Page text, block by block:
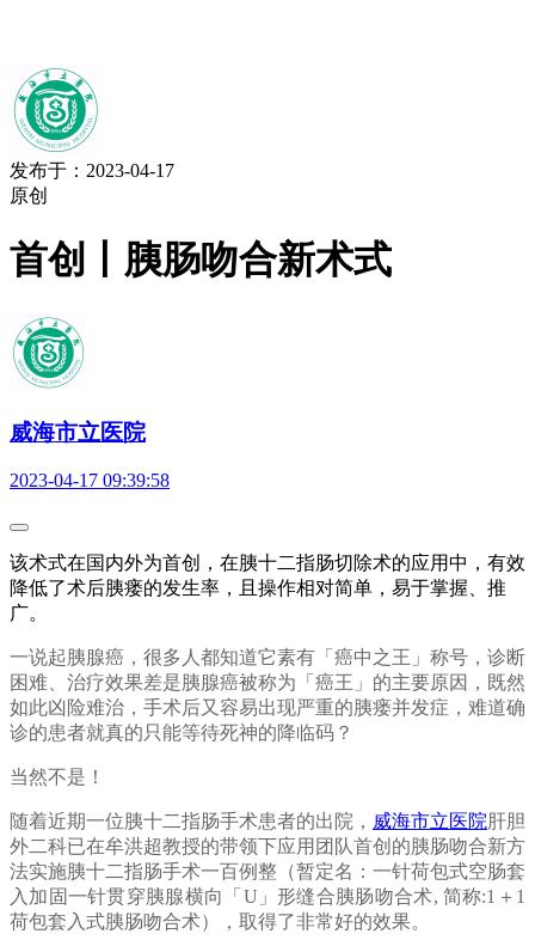
发布于：2023-04-17
原创
首创丨胰肠吻合新术式
威海市立医院
2023-04-17 09:39:58
该术式在国内外为首创，在胰十二指肠切除术的应用中，有效
降低了术后胰瘘的发生率，且操作相对简单，易于掌握、推
广。
一说起胰腺癌，很多人都知道它素有「癌中之王」称号，诊断
困难、治疗效果差是胰腺癌被称为「癌王」的主要原因，既然
如此凶险难治，手术后又容易出现严重的胰瘘并发症，难道确
诊的患者就真的只能等待死神的降临码？
当然不是！
随着近期一位胰十二指肠手术患者的出院， 威海市立医院 肝胆
外二科已在牟洪超教授的带领下应用团队首创的胰肠吻合新方
法实施胰十二指肠手术一百例整（暂定名：一针荷包式空肠套
入加固一针贯穿胰腺横向「U」形缝合胰肠吻合术, 简称:1＋1
荷包套入式胰肠吻合术），取得了非常好的效果。